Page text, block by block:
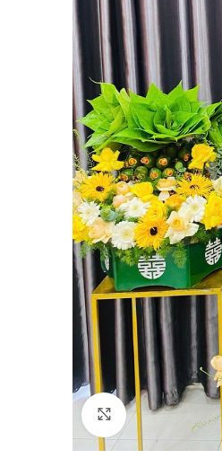
Click to enlarge